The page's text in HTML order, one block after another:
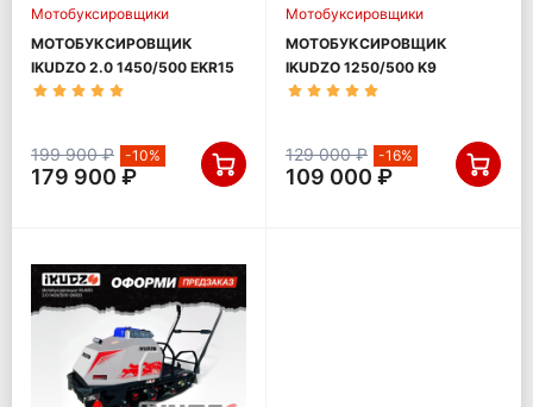
Мотобуксировщики
МОТОБУКСИРОВЩИК
IKUDZO 2.0 1450/500 EKR15
199 900 ₽ -10%
179 900 ₽
Мотобуксировщики
МОТОБУКСИРОВЩИК
IKUDZO 1250/500 K9
129 000 ₽ -16%
109 000 ₽